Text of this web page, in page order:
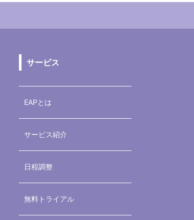
サービス
EAPとは
サービス紹介
日程調整
無料トライアル